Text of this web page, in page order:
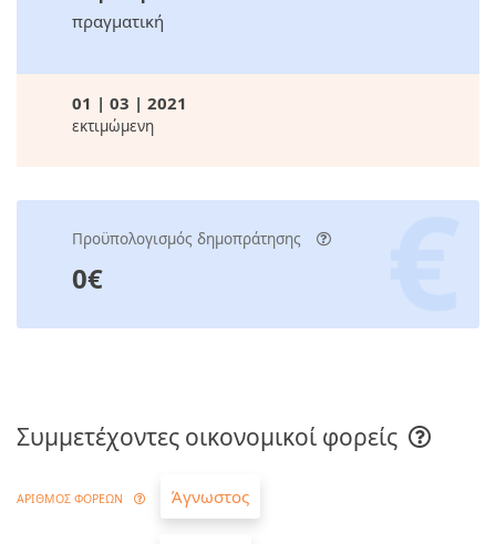
πραγματική
01 | 03 | 2021
εκτιμώμενη
Προϋπολογισμός δημοπράτησης
0€
Συμμετέχοντες οικονομικοί φορείς
ΑΡΙΘΜΟΣ ΦΟΡΕΩΝ Άγνωστος